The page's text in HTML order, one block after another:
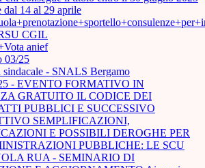
dal 14 al 29 aprile
CGIL
anief
03/25
sindacale - SNALS Bergamo
- EVENTO FORMATIVO IN
GRATUITO IL CODICE DEI
PUBBLICI E SUCCESSIVO
SEMPLIFICAZIONI,
E POSSIBILI DEROGHE PER
PUBBLICHE: LE SCU
RUA - SEMINARIO DI